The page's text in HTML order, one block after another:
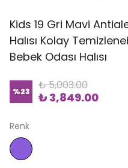
Kids 19 Gri Mavi
Halısı Kolay
Bebek Odası Halısı
%23 ₺ 5,003.00
₺ 3,849.00
Renk